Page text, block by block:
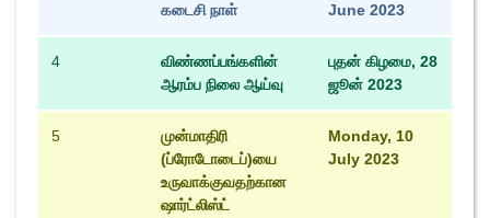
கடைசி நாள்
June 2023
4
விண்ணப்பங்களின்
ஆரம்ப நிலை ஆய்வு
புதன் கிழமை, 28
ஜூன் 2023
5
முன்மாதிரி
(ப்ரோடோடைப்)யை
உருவாக்குவதற்கான
ஷார்ட்லிஸ்ட்
Monday, 10
July 2023